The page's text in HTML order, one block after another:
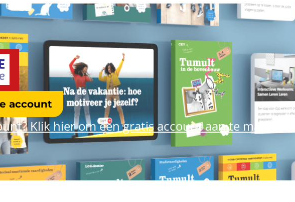
account
Klik hier om een gratis account aan te maken.